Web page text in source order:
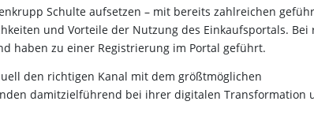
Schulte aufsetzen – mit bereits zahlreichen
und Vorteile der Nutzung des Einkaufsportals. Bei
haben zu einer Registrierung im Portal geführt.
den richtigen Kanal mit dem größtmöglichen
damitzielführend bei ihrer digitalen Transformation